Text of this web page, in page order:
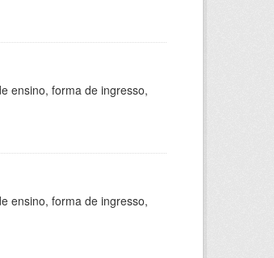
ensino, forma de ingresso,
ensino, forma de ingresso,